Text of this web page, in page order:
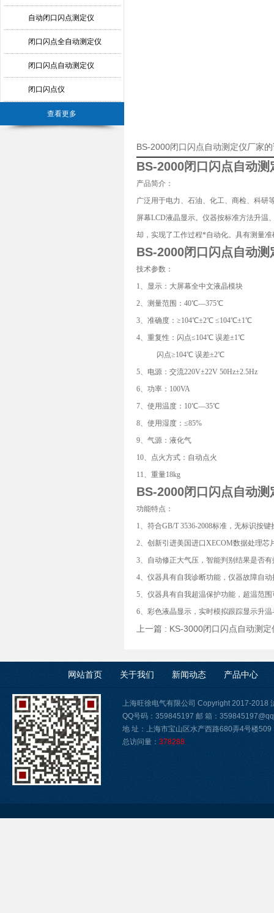
自动闭口闪点测定仪
闭口闪点全自动测定仪
闭口闪点自动测定仪
闭口闪点仪
查看更多
BS-2000闭口闪点自动测定仪厂家
BS-2000闭口闪点自动测
产品简介：
广泛用于电力、石油、化工、商检、科研
屏幕LCD液晶显示。仪器按标准方法升温
却，实现了工作过程*自动化。具有测量
BS-2000闭口闪点自动测
技术参数：
1、显示：大屏幕全中文液晶模块
2、测量范围：40℃—375℃
3、准确度：≥104℃±2℃ ≤104℃±1℃
4、重复性：闪点≤104℃ 误差±1℃
闪点≥104℃ 误差±2℃
5、电源：交流220V±22V 50Hz±2.5Hz
6、功率：100VA
7、使用温度：10℃—35℃
8、使用湿度：≤85%
9、气源：液化气
10、点火方式：自动点火
11、重量18kg
BS-2000闭口闪点自动测
功能特点：
1、符合GB/T 3536-2008标准，无标识按键
2、创新引进美国进口XECOM数据处理芯
3、自动修正大气压，智能判别结果是否有
4、仪器具有自我诊断功能，仪器故障自
5、仪器具有自我超温保护功能，超温范
6、彩色液晶显示，实时模拟跟踪显示升
上一篇 : KS-3000闭口闪点自动测定
网站首页 关于我们 新闻动态 产品中心
上海旺徐电气有限公司 Copyright 2017-2018
QQ号码：359845197 邮 箱：
地 址：上海市宝山区水产西路680弄4号楼509
总访问量： 378288